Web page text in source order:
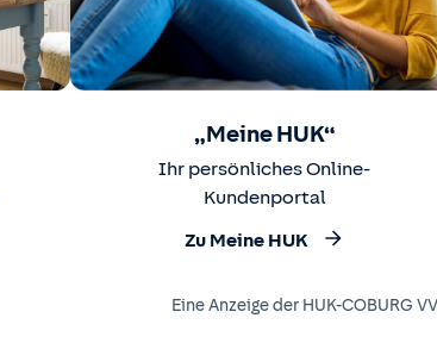
„Meine HUK“
Ihr persönliches Online-
Kundenportal
Zu Meine HUK
Eine Anzeige der HUK-COBURG